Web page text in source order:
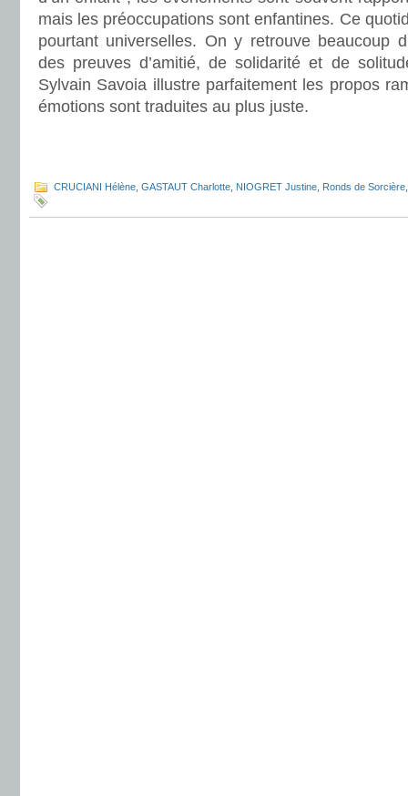
mais les préoccupations sont enfantines. Ce
pourtant universelles. On y retrouve beaucoup
des preuves d’amitié, de solidarité et de
Sylvain Savoia illustre parfaitement les propos
émotions sont traduites au plus juste.
CRUCIANI Hélène GASTAUT Charlotte NIOGRET Justine Ronds de Sorcière